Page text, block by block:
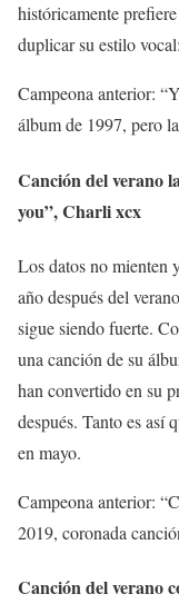
históricamente
duplicar su estilo
Campeona anterior:
álbum de 1997, pero
Canción del verano
you”, Charli xcx
Los datos no mienten
año después del
sigue siendo fuerte.
una canción de su
han convertido en su
después. Tanto es así
en mayo.
Campeona anterior:
2019, coronada
Canción del verano